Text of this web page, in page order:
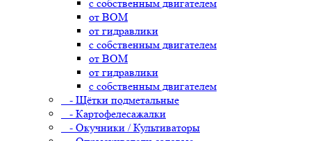
с собственным двигателем
от ВОМ
от гидравлики
с собственным двигателем
от ВОМ
от гидравлики
с собственным двигателем
- Щётки подметальные
- Картофелесажалки
- Окучники / Культиваторы